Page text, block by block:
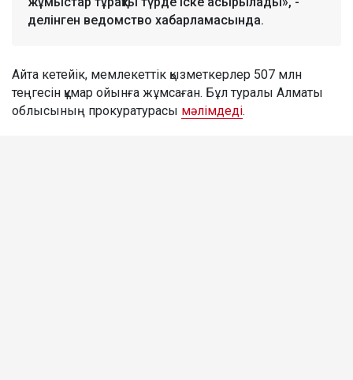
делінген ведомство хабарламасында.
Айта кетейік, мемлекеттік қызметкерлер 507 млн
теңгесін құмар ойынға жұмсаған. Бұл туралы Алматы
облысының прокуратурасы мәлімдеді.